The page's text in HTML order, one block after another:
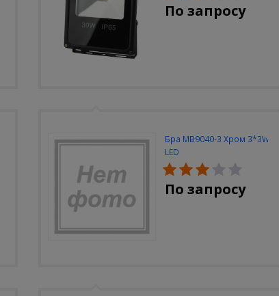
По запросу
Бра MB9040-3 Хром 3*3W
LED
По запросу